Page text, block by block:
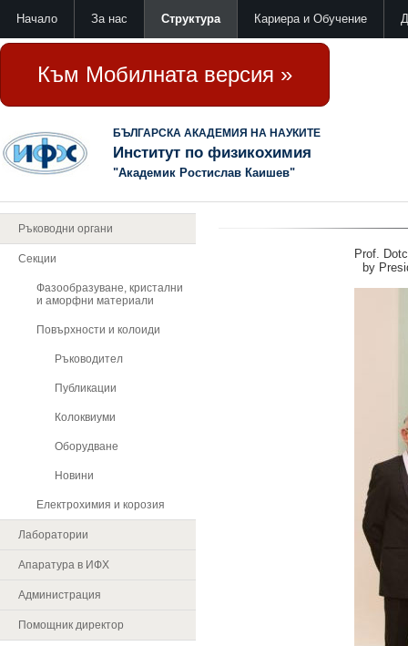
Начало За нас Структура Кариера и Обучение
Към Мобилната версия »
БЪЛГАРСКА АКАДЕМИЯ НА НАУКИТЕ
Институт по физикохимия
"Академик Ростислав Каишев"
Ръководни органи
Секции
Фазообразуване, кристални
и аморфни материали
Повърхности и колоиди
Ръководител
Публикации
Колоквиуми
Оборудване
Новини
Електрохимия и корозия
Лаборатории
Апаратура в ИФХ
Администрация
Помощник директор
Prof.
by